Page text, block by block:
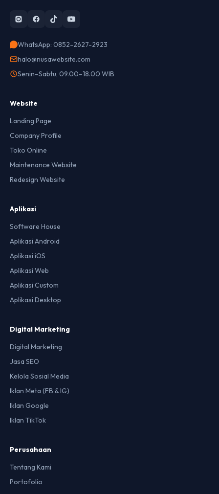
WhatsApp: 0852-2627-2923
halo@nusawebsite.com
Senin–Sabtu, 09.00–18.00 WIB
Website
Landing Page
Company Profile
Toko Online
Maintenance Website
Redesign Website
Aplikasi
Software House
Aplikasi Android
Aplikasi iOS
Aplikasi Web
Aplikasi Custom
Aplikasi Desktop
Digital Marketing
Digital Marketing
Jasa SEO
Kelola Sosial Media
Iklan Meta (FB & IG)
Iklan Google
Iklan TikTok
Perusahaan
Tentang Kami
Portofolio